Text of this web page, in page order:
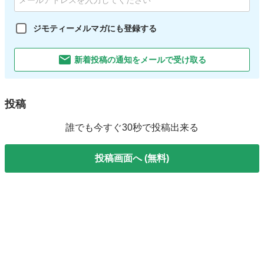
ジモティーメルマガにも登録する
新着投稿の通知をメールで受け取る
投稿
誰でも今すぐ30秒で投稿出来る
投稿画面へ (無料)